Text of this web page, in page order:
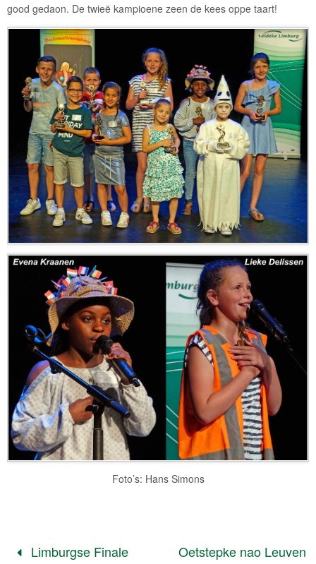
good gedaon. De twieë kampioene zeen de kees oppe taart!
Foto’s: Hans Simons
Limburgse Finale
Oetstepke nao Leuven